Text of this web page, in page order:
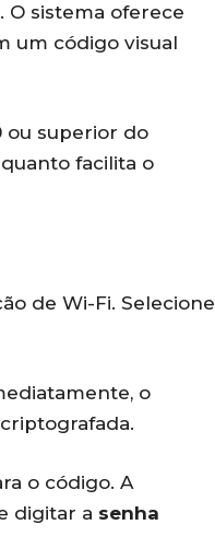
O sistema oferece
um código visual
ou superior do
facilita o
de Wi-Fi. Selecione
o
o código. A
digitar a senha